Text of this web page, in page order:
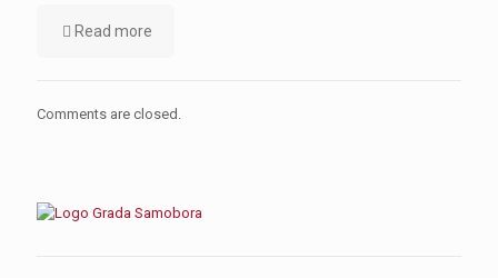
Read more
Comments are closed.